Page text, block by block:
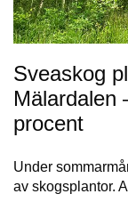
Sveaskog
Mälardalen
procent
Under
av skogsplantor.